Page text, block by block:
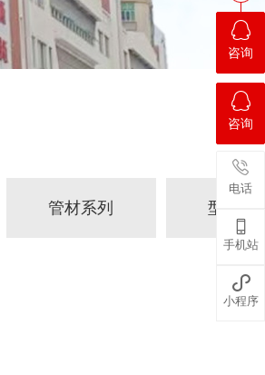
管材系列 型材系
咨询
咨询
电话

手机站

小程序